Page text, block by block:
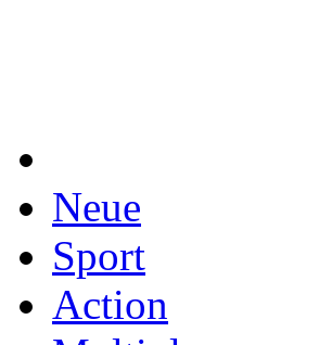
Neue
Sport
Action